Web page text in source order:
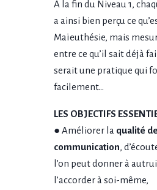
A la fin du Niveau 1,
a ainsi bien perçu ce
Maïeuthésie, mais
entre ce qu’il sait déjà
serait une pratique qui
facilement…
LES OBJECTIFS
● Améliorer la qualité de
communication,
l’on peut donner à
l’accorder à soi-même,